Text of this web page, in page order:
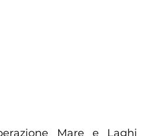
Mare e Laghi